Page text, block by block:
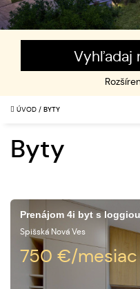
Vyhľadaj
ÚVOD / BYTY
Byty
Prenájom 4i byt s
Spišská Nová Ves
750 €/mesiac